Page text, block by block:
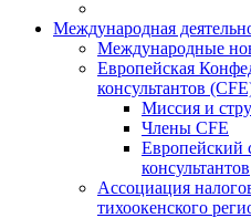
Международная
Международные
Европейская
консультантов
Миссия и
Члены CFE
Европейский
консультантов
Ассоциация
тихоокенского